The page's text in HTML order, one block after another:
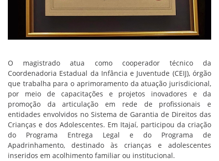
O magistrado atua como cooperador técnico da
Coordenadoria Estadual da Infância e Juventude (CEIJ), órgão
que trabalha para o aprimoramento da atuação jurisdicional,
por meio de capacitações e projetos inovadores e da
promoção da articulação em rede de profissionais e
entidades envolvidos no Sistema de Garantia de Direitos das
Crianças e dos Adolescentes. Em Itajaí, participou da criação
do Programa Entrega Legal e do Programa de
Apadrinhamento, destinado às crianças e adolescentes
inseridos em acolhimento familiar ou institucional.